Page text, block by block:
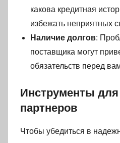
какова кредитная
избежать неприятных
Наличие долгов:
поставщика могут
обязательств перед
Инструменты для
партнеров
Чтобы убедиться в